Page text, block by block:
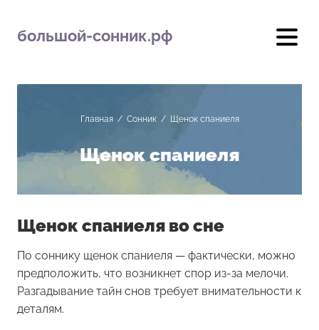
большой-сонник.рф
Главная/ Сонник/ Щенок спаниеля
Щенок спаниеля
Щенок спаниеля во сне
По соннику щенок спаниеля — фактически, можно
предположить, что возникнет спор из-за мелочи.
Разгадывание тайн снов требует внимательности к
деталям.